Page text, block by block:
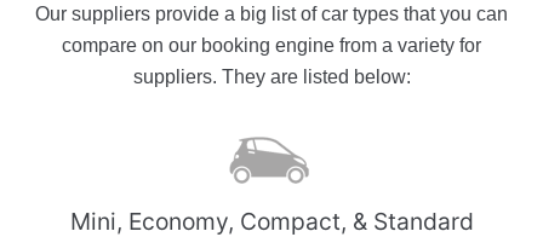
Our suppliers provide a big list of car types that you can
compare on our booking engine from a variety for
suppliers. They are listed below:
Mini, Economy, Compact, & Standard